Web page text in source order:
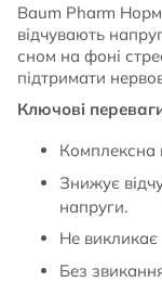
Baum Pharm
відчувають
сном на фоні
підтримати
Ключові
Комплексна
Знижує
напруги.
Не викликає
Без